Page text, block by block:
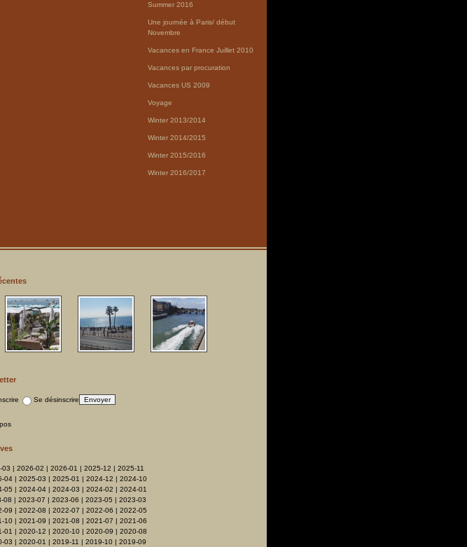
Summer 2016
Une journée à Paris/ début
Novembre
Vacances en France Juillet 2010
Vacances par procuration
Vacances US 2009
Voyage
Winter 2013/2014
Winter 2014/2015
Winter 2015/2016
Winter 2016/2017
Se désinscrire
03 | 2026-02 | 2026-01 | 2025-12 | 2025-11
04| 2025-03 | 2025-01 | 2024-12 | 2024-10
05 | 2024-04| 2024-03 | 2024-02 | 2024-01
08 | 2023-07 | 2023-06 | 2023-05 | 2023-03
09 | 2022-08 | 2022-07 | 2022-06 | 2022-05
10| 2021-09 | 2021-08 | 2021-07 | 2021-06
01 | 2020-12 | 2020-10| 2020-09 | 2020-08
03 | 2020-01 | 2019-11 | 2019-10 | 2019-09